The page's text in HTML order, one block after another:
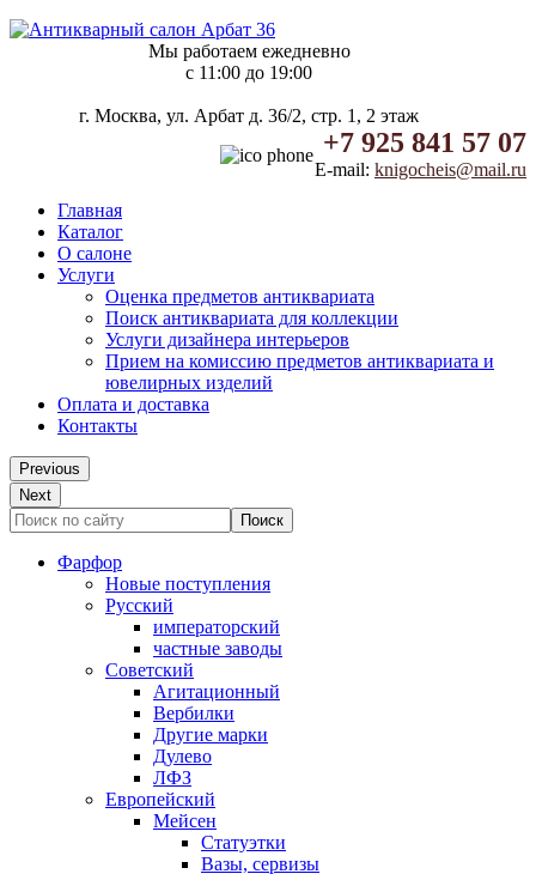
Мы работаем ежедневно
c 11:00 до 19:00
г. Москва, ул. Арбат д. 36/2, стр. 1, 2 этаж
+7 925 841 57 07
E-mail: knigocheis@mail.ru
Главная
Каталог
О салоне
Услуги
Оценка предметов антиквариата
Поиск антиквариата для коллекции
Услуги дизайнера интерьеров
Прием на комиссию предметов антиквариата и
ювелирных изделий
Оплата и доставка
Контакты
Previous
Next
Фарфор
Новые поступления
Русский
императорский
частные заводы
Советский
Агитационный
Вербилки
Другие марки
Дулево
ЛФЗ
Европейский
Мейсен
Статуэтки
Вазы, сервизы